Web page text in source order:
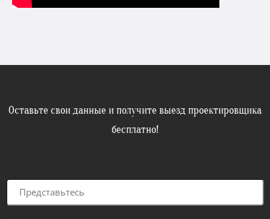
Оставьте свои данные и получите выезд проектировщика
бесплатно!